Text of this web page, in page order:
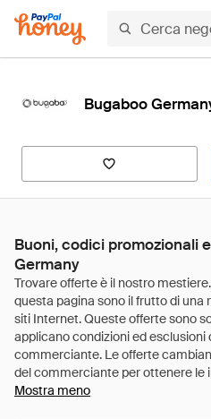
Bugaboo
Buoni, codici promozionali
Germany
Mostra meno